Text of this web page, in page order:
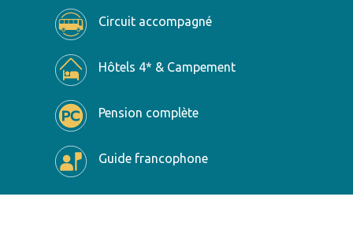
Circuit accompagné
Hôtels 4* & Campement
Pension complète
Guide francophone